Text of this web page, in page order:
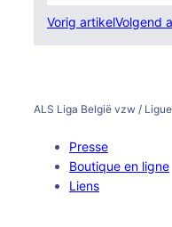
Vorig artikelVolgend
ALS Liga België vzw /
Presse
Boutique en ligne
Liens